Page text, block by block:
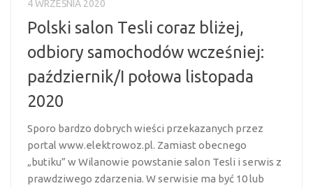
4 WRZEŚNIA 2020
Polski salon Tesli coraz bliżej,
odbiory samochodów wcześniej:
październik/I połowa listopada
2020
Sporo bardzo dobrych wieści przekazanych przez
portal www.elektrowoz.pl. Zamiast obecnego
„butiku” w Wilanowie powstanie salon Tesli i serwis z
prawdziwego zdarzenia. W serwisie ma być 10 lub